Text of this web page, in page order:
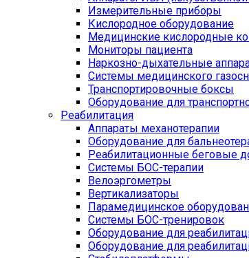
Измерительные приборы
Кислородное оборудование
Медицинские кислородные
Мониторы пациента
Наркозно-дыхательные
Системы медицинского
Транспортировочные боксы
Оборудование для
Реабилитация
Аппараты механотерапии
Оборудование для
Реабилитационные беговые
Системы БОС-терапии
Велоэргометры
Вертикализаторы
Парамедицинское
Системы БОС-тренировок
Оборудование для
Оборудование для